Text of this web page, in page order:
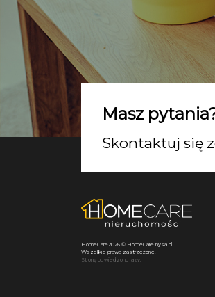
Masz
Skontaktuj się
HomeCare2026 © HomeCare.nysa.pl.
Wszelkie prawa zastrzeżone.
Stronę odwiedzono razy.